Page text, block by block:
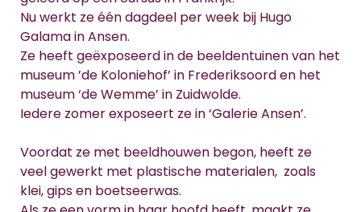
Nu werkt ze één dagdeel per week bij Hugo
Galama in Ansen.
Ze heeft geëxposeerd in de beeldentuinen van het
museum ’de Koloniehof’ in Frederiksoord en het
museum ‘de Wemme’ in Zuidwolde.
Iedere zomer exposeert ze in ‘Galerie Ansen’.
Voordat ze met beeldhouwen begon, heeft ze
veel gewerkt met plastische materialen, zoals
klei, gips en boetseerwas.